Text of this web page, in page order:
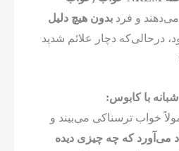
و فردبدون هیچ دلیل
درحالی‌که دچار علائم شدید
با کابوس:
خواب ترسناکی می‌بیند و
می‌آورد که چه چیزی دیده